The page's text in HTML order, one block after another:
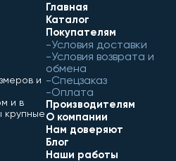
и
и в
крупные
Главная
Каталог
Покупателям
Условия доставки
Условия возврата и
обмена
Спецзаказ
Оплата
Производителям
О компании
Нам доверяют
Блог
Наши работы